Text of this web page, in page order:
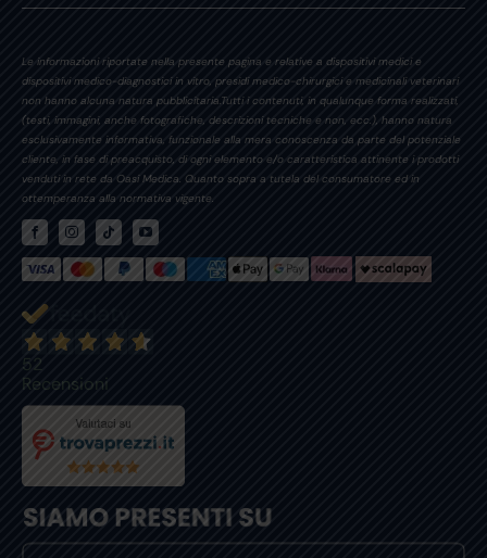
Le informazioni riportate nella presente pagina e relative a dispositivi medici e
dispositivi medico-diagnostici in vitro, presidi medico-chirurgici e medicinali veterinari
non hanno alcuna natura pubblicitaria.Tutti i contenuti, in qualunque forma realizzati,
(testi, immagini, anche fotografiche, descrizioni tecniche e non, ecc.), hanno natura
esclusivamente informativa, funzionale alla mera conoscenza da parte del potenziale
cliente, in fase di preacquisto, di ogni elemento e/o caratteristica attinente i prodotti
venduti in rete da Oasi Medica. Quanto sopra a tutela del consumatore ed in
ottemperanza alla normativa vigente.
52
Recensioni